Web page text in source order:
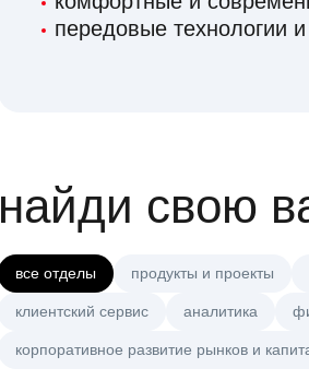
передовые технологии и
найди свою
все отделы продукты и проекты
клиентский сервис аналитика
корпоративное развитие рынков и